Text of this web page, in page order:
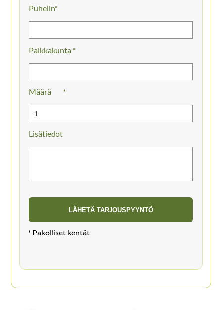
Puhelin
Paikkakunta *
Määrä
Lisätiedot